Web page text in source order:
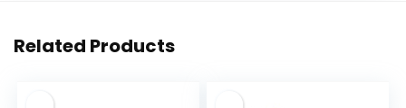
Related Products